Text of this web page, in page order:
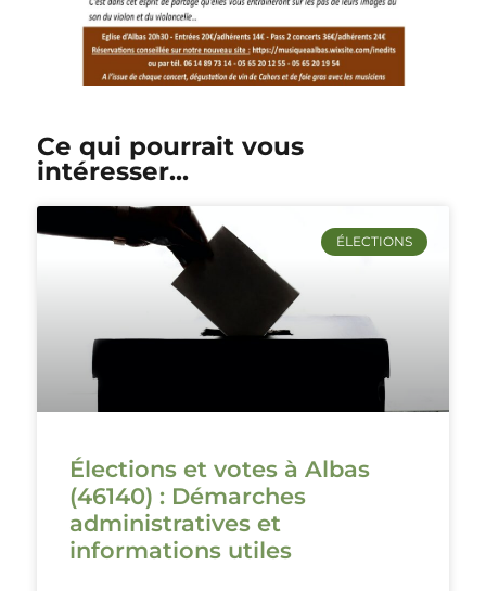
Ce qui pourrait vous
intéresser...
ÉLECTIONS
Élections et votes à Albas
(46140) : Démarches
administratives et
informations utiles